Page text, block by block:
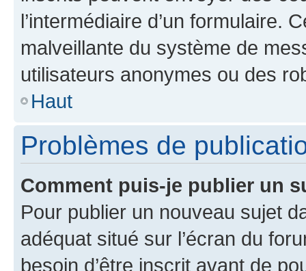
l’intermédiaire d’un formulaire.
malveillante du système de
utilisateurs anonymes ou des
Haut
Problèmes de
Comment puis-je publier un
Pour publier un nouveau sujet
adéquat situé sur l’écran du
besoin d’être inscrit avant de